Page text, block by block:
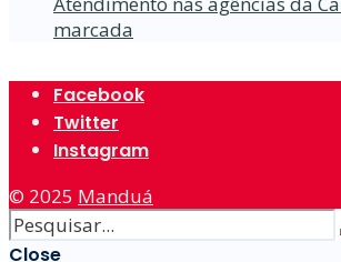
marcada
Facebook
Twitter
Instagram
© 2025 Manduá
Close